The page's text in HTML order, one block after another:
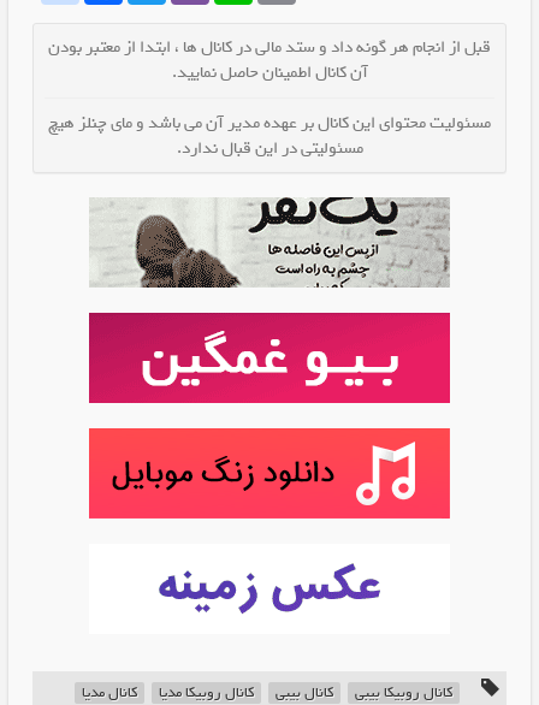
قبل از انجام هر گونه داد و ستد مالی در کانال ها ، ابتدا از معتبر بودن
آن کانال اطمینان حاصل نمایید.
مسئولیت محتوای این کانال بر عهده مدیر آن می باشد و مای چنلز هیچ
مسئولیتی در این قبال ندارد.
کانال روبیکا بیبی کانال بیبی کانال روبیکا مدیا کانال مدیا